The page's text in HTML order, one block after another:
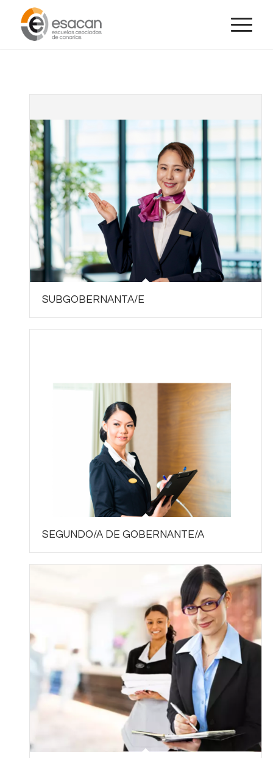
SUBGOBERNANTA/E
SEGUNDO/A DE GOBERNANTE/A